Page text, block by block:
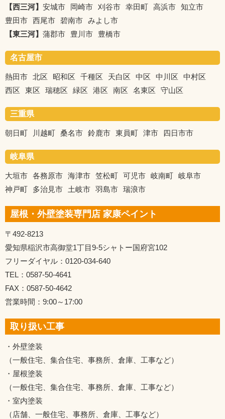
【西三河】 安城市 岡崎市 刈谷市 幸田町 高浜市 知立市
豊田市 西尾市 碧南市 みよし市
【東三河】 蒲郡市 豊川市 豊橋市
名古屋市
熱田市 北区 昭和区 千種区 天白区 中区 中川区
中村区
西区
東区 瑞穂区 緑区 港区 南区 名東区 守山区
三重県
朝日町 川越町 桑名市 鈴鹿市 東員町 津市 四日市市
岐阜県
大垣市 各務原市 海津市 笠松町 可児市 岐南町 岐阜市
神戸町
多治見市 土岐市 羽島市 瑞浪市
屋根・外壁塗装専門店 家康ペイント
〒492-8213
愛知県稲沢市高御堂1丁目9-5シャトー国府宮102
フリーダイヤル：0120-034-640
TEL：0587-50-4641
FAX：0587-50-4642
営業時間：9:00～17:00
取り扱い工事
・外壁塗装
（一般住宅、集合住宅、事務所、倉庫、工事など）
・屋根塗装
（一般住宅、集合住宅、事務所、倉庫、工事など）
・室内塗装
（店舗、一般住宅、事務所、倉庫、工事など）